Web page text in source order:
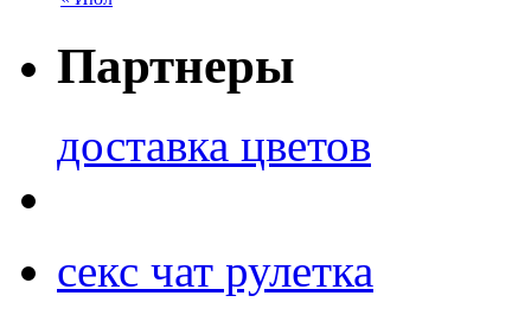
Партнеры
доставка цветов
секс чат рулетка